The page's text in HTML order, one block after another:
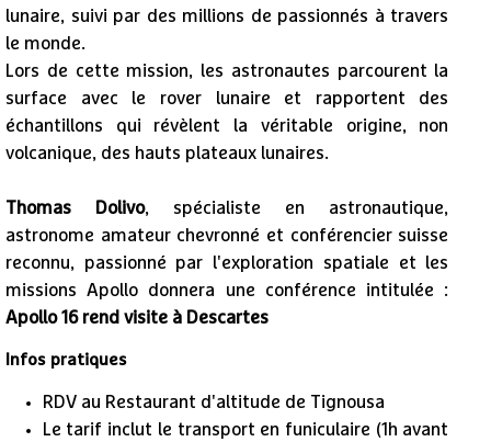
lunaire, suivi par des millions de passionnés à travers
le monde.
Lors de cette mission, les astronautes parcourent la
surface avec le rover lunaire et rapportent des
échantillons qui révèlent la véritable origine, non
volcanique, des hauts plateaux lunaires.
Thomas Dolivo, spécialiste en astronautique,
astronome amateur chevronné et conférencier suisse
reconnu, passionné par l'exploration spatiale et les
missions Apollo donnera une conférence intitulée :
Apollo 16 rend visite à Descartes
Infos pratiques
RDV au Restaurant d'altitude de Tignousa
Le tarif inclut le transport en funiculaire (1h avant